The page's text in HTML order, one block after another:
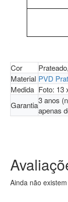
Cor
Material PVD
Medida Foto: 13
Garantia3 anos
apenas
Ainda não